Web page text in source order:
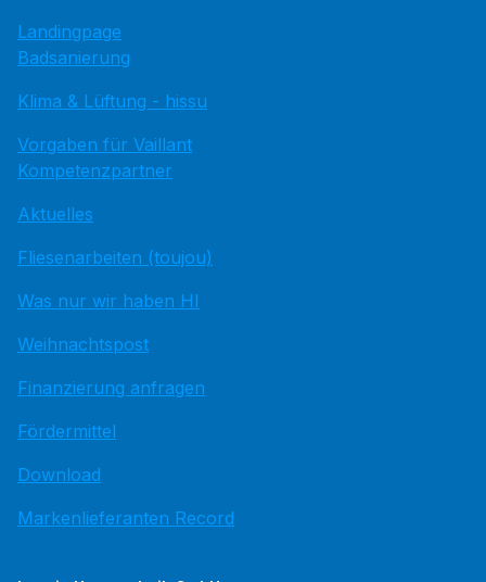
Landingpage
Badsanierung
Klima & Lüftung - hissu
Vorgaben für Vaillant
Kompetenzpartner
Aktuelles
Fliesenarbeiten (toujou)
Was nur wir haben HI
Weihnachtspost
Finanzierung anfragen
Fördermittel
Download
Markenlieferanten Record